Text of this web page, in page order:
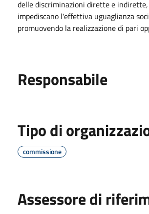
delle discriminazioni dirette e
impediscano l'effettiva uguaglianza
promuovendo la realizzazione di pari
Responsabile
Tipo di
commissione
Assessore di